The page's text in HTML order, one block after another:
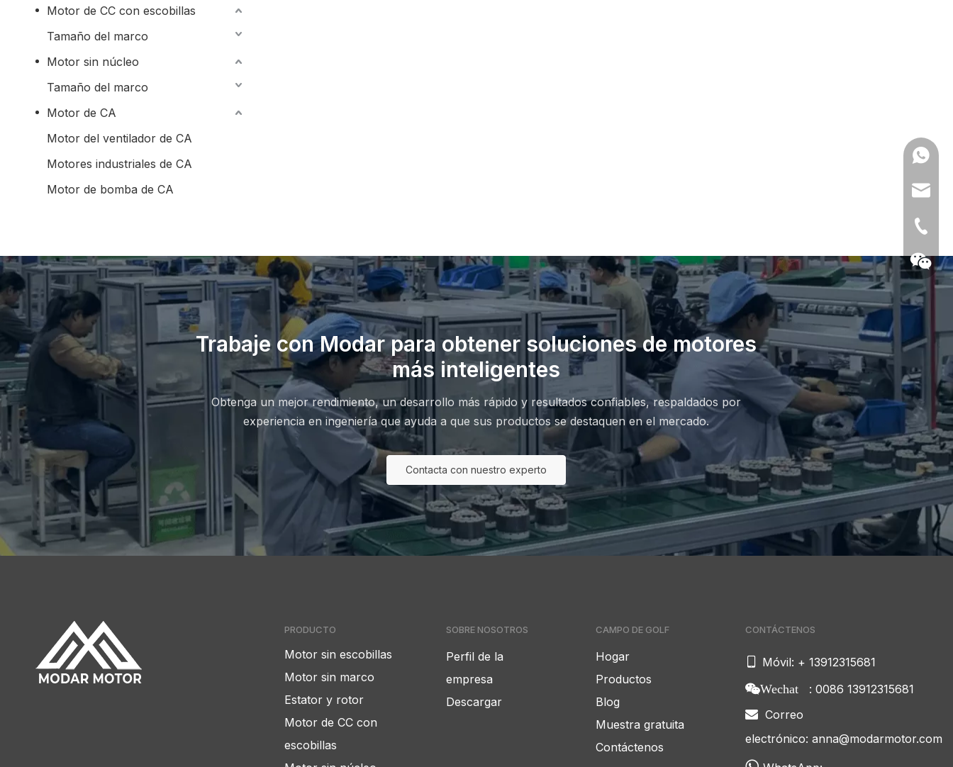
Motor de CC con escobillas
Tamaño del marco
Motor sin núcleo
Tamaño del marco
Motor de CA
Motor del ventilador de CA
Motores industriales de CA
Motor de bomba de CA
Trabaje con Modar para obtener soluciones de motores
más inteligentes
Obtenga un mejor rendimiento, un desarrollo más rápido y resultados confiables, respaldados por
experiencia en ingeniería que ayuda a que sus productos se destaquen en el mercado.
Contacta con nuestro experto
+86-
chatear
PRODUCTO
Motor sin escobillas
Motor sin marco
Estator y rotor
Motor de CC con
escobillas
SOBRE NOSOTROS
Perfil de la
empresa
Descargar
CAMPO DE GOLF
Hogar
Productos
Blog
Muestra gratuita
Contáctenos
CONTÁCTENOS
 Móvil: + 13912315681
Wechat : 0086 13912315681
 Correo
electrónico: anna@modarmotor.com